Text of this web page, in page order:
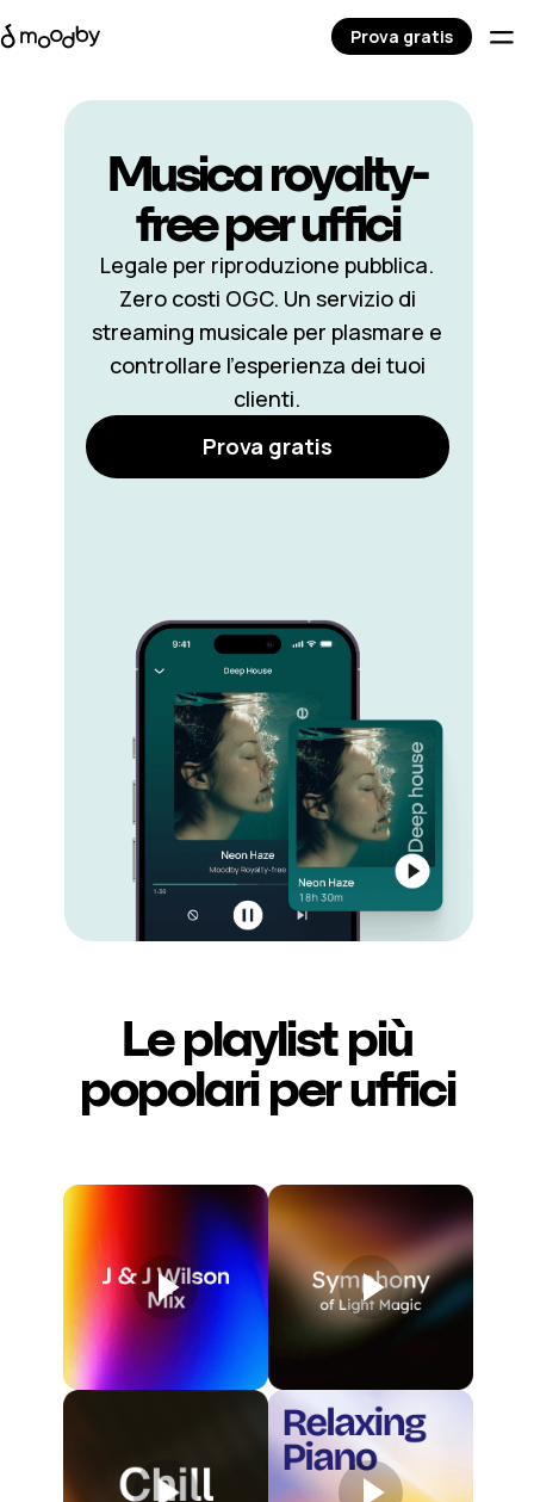
Musica royalty-
free per uffici
Legale per riproduzione pubblica.
Zero costi OGC. Un servizio di
streaming musicale per plasmare e
controllare l’esperienza dei tuoi
clienti.
Prova gratis
Le playlist più
popolari per uffici
Prova gratis